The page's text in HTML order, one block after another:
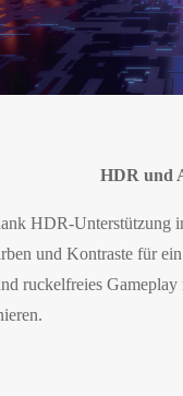
HDR und
HDR-Unterstützung
und Kontraste für
ruckelfreies